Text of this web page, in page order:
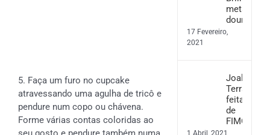
5. Faça um furo no cupcake
atravessando uma agulha de tricô e
pendure num copo ou chávena.
Forme várias contas coloridas ao
metálico
dourado
17 Fevereiro,
2021
Joalharia
Terrazzo
feita
de
FIMO
1 Abril, 2021